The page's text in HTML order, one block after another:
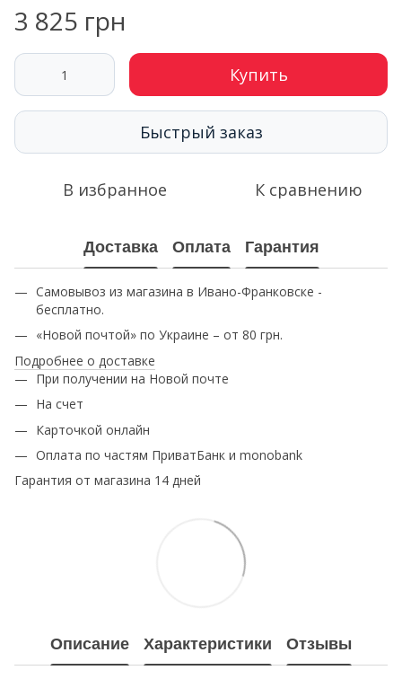
3 825 грн
Купить
Быстрый заказ
В избранное К сравнению
Доставка Оплата Гарантия
Самовывоз из магазина в Ивано-Франковске -
бесплатно.
«Новой почтой» по Украине – от 80 грн.
Подробнее о доставке
При получении на Новой почте
На счет
Карточкой онлайн
Оплата по частям ПриватБанк и monobank
Гарантия от магазина 14 дней
Описание Характеристики Отзывы